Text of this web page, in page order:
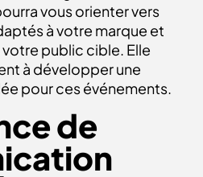
vous orienter vers
à votre marque et
public cible. Elle
à développer une
pour ces événements.
de